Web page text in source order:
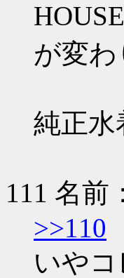
が変わ
純正水
111 名前：
>>110
いや